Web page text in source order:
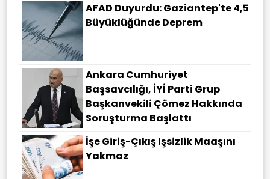
AFAD Duyurdu: Gaziantep'te 4,5
Büyüklüğünde Deprem
Ankara Cumhuriyet
Başsavcılığı, İYİ Parti Grup
Başkanvekili Çömez Hakkında
Soruşturma Başlattı
İşe Giriş-Çıkış Işsizlik Maaşını
Yakmaz